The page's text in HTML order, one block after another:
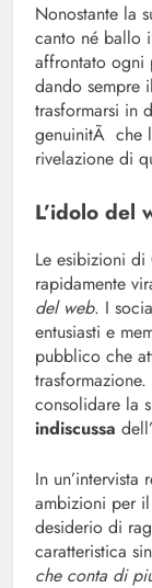
Nonostante la
canto né ballo
affrontato ogni
dando sempre
trasformarsi in
genuinitÃ che
rivelazione di
L’idolo del
Le esibizioni di
rapidamente
del web. I
entusiasti e
pubblico che
consolidare la
indiscussa
In un’intervista
ambizioni per
desiderio di
caratteristica
che conta di